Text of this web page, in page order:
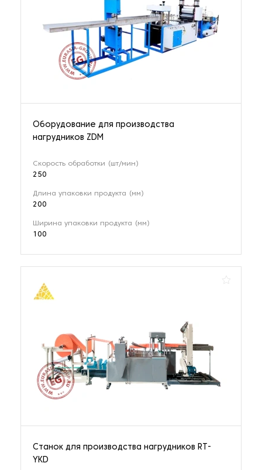
Оборудование для производства
нагрудников ZDM
Скорость обработки (шт/мин)
250
Длина упаковки продукта (мм)
200
Ширина упаковки продукта (мм)
100
Станок для производства нагрудников RT-
YKD